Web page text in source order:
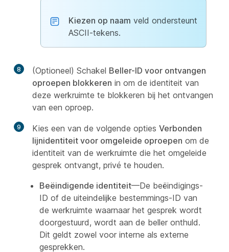
Kiezen op naam veld ondersteunt
ASCII-tekens.
8 (Optioneel) Schakel Beller-ID voor ontvangen
oproepen blokkeren in om de identiteit van
deze werkruimte te blokkeren bij het ontvangen
van een oproep.
9 Kies een van de volgende opties Verbonden
lijnidentiteit voor omgeleide oproepen om de
identiteit van de werkruimte die het omgeleide
gesprek ontvangt, privé te houden.
Beëindigende identiteit—De beëindigings-
ID of de uiteindelijke bestemmings-ID van
de werkruimte waarnaar het gesprek wordt
doorgestuurd, wordt aan de beller onthuld.
Dit geldt zowel voor interne als externe
gesprekken.